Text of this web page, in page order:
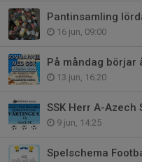
Pantinsamling
16 jun, 09:00
På måndag börjar
13 jun, 16:20
SSK Herr A-Azech
9 jun, 14:25
Spelschema